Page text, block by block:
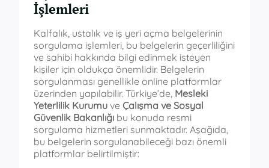
İşlemleri
Kalfalık, ustalık ve iş yeri açma belgelerinin
sorgulama işlemleri, bu belgelerin geçerliliğini
ve sahibi hakkında bilgi edinmek isteyen
kişiler için oldukça önemlidir. Belgelerin
sorgulanması genellikle online platformlar
üzerinden yapılabilir. Türkiye’de, Mesleki
Yeterlilik Kurumu ve Çalışma ve Sosyal
Güvenlik Bakanlığı bu konuda resmi
sorgulama hizmetleri sunmaktadır. Aşağıda,
bu belgelerin sorgulanabileceği bazı önemli
platformlar belirtilmiştir: